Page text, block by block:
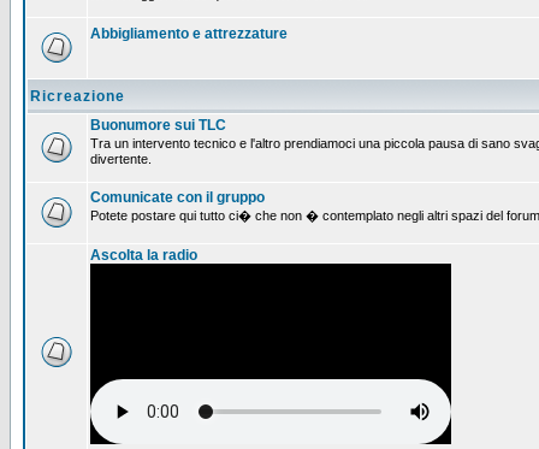
Abbigliamento e attrezzature
Ricreazione
Buonumore sui TLC
Tra un intervento tecnico e l'altro prendiamoci una piccola pausa di sano
divertente.
Comunicate con il gruppo
Potete postare qui tutto ci� che non � contemplato negli altri spazi del
Ascolta la radio